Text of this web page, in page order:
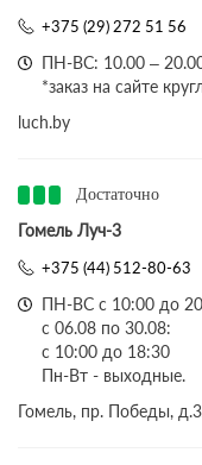
+375 (29) 272 51 56
ПН-ВС: 10.00 –
*заказ на сайте
luch.by
Достаточно
Гомель Луч-3
+375 (44) 512-80-63
ПН-ВС с 10:00 до
с 06.08 по 30.08:
с 10:00 до 18:30
Пн-Вт - выходные.
Гомель, пр. Победы,